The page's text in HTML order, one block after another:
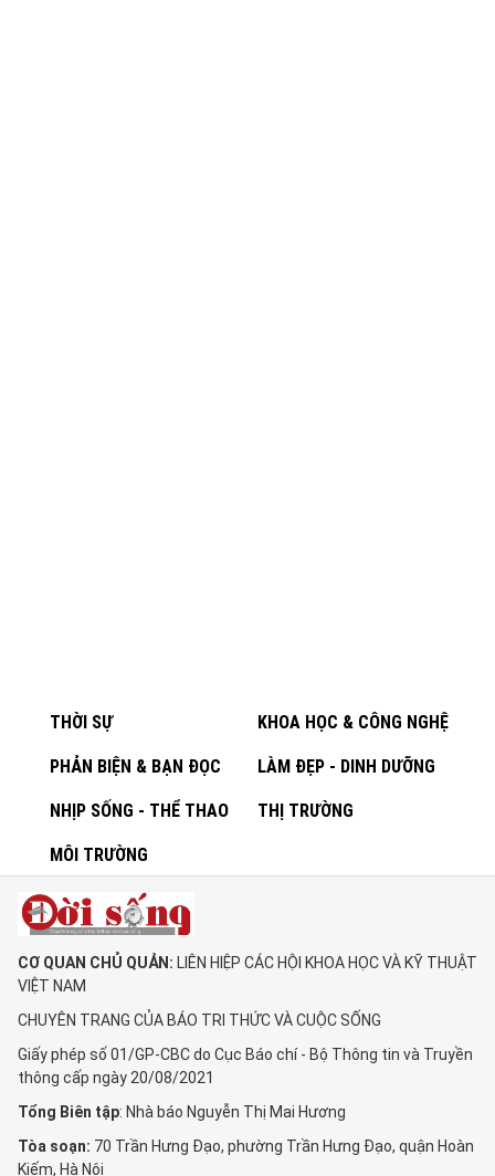
THỜI SỰ KHOA HỌC & CÔNG NGHỆ
PHẢN BIỆN & BẠN ĐỌC LÀM ĐẸP - DINH DƯỠNG
NHỊP SỐNG - THỂ THAO THỊ TRƯỜNG
MÔI TRƯỜNG
CƠ QUAN CHỦ QUẢN: LIÊN HIỆP CÁC HỘI KHOA HỌC VÀ KỸ THUẬT
VIỆT NAM
CHUYÊN TRANG CỦA BÁO TRI THỨC VÀ CUỘC SỐNG
Giấy phép số 01/GP-CBC do Cục Báo chí - Bộ Thông tin và Truyền
thông cấp ngày 20/08/2021
Tổng Biên tập: Nhà báo Nguyễn Thị Mai Hương
Tòa soạn: 70 Trần Hưng Đạo, phường Trần Hưng Đạo, quận Hoàn
Kiếm, Hà Nội